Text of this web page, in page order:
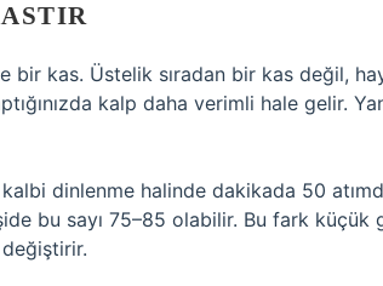
bir kas. Üstelik sıradan bir kas değil,
kalp daha verimli hale gelir.
dinlenme halinde dakikada 50
bu sayı 75–85 olabilir. Bu fark küçük